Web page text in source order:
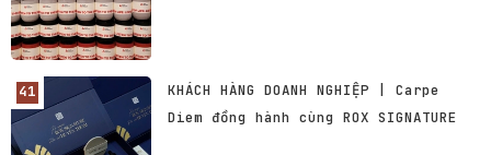
KHÁCH HÀNG DOANH NGHIỆP | Carpe
Diem đồng hành cùng ROX SIGNATURE